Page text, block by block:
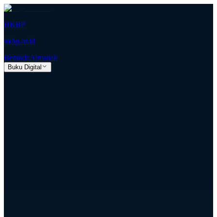
HKBP
hkbp.or.id
BerandaAlmanak
Buku Digital